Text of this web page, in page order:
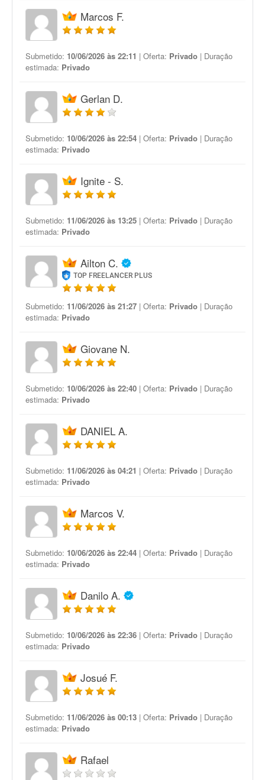
Marcos F.
Submetido: 10/06/2026 às 22:11 | Oferta: Privado | Duração
estimada: Privado
Gerlan D.
Submetido: 10/06/2026 às 22:54 | Oferta: Privado | Duração
estimada: Privado
Ignite - S.
Submetido: 11/06/2026 às 13:25 | Oferta: Privado | Duração
estimada: Privado
Ailton C.
TOP FREELANCER PLUS
Submetido: 11/06/2026 às 21:27 | Oferta: Privado | Duração
estimada: Privado
Giovane N.
Submetido: 10/06/2026 às 22:40 | Oferta: Privado | Duração
estimada: Privado
DANIEL A.
Submetido: 11/06/2026 às 04:21 | Oferta: Privado | Duração
estimada: Privado
Marcos V.
Submetido: 10/06/2026 às 22:44 | Oferta: Privado | Duração
estimada: Privado
Danilo A.
Submetido: 10/06/2026 às 22:36 | Oferta: Privado | Duração
estimada: Privado
Josué F.
Submetido: 11/06/2026 às 00:13 | Oferta: Privado | Duração
estimada: Privado
Rafael